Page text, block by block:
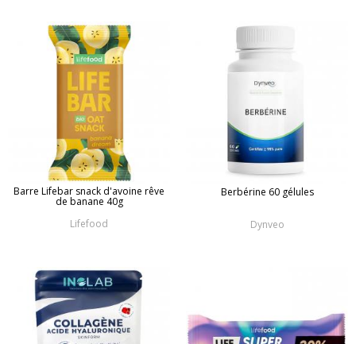
Barre Lifebar snack d'avoine rêve
de banane 40g
Lifefood
Berbérine 60 gélules
Dynveo